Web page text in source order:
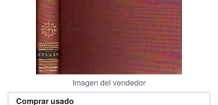
Imagen del vendedor
Comprar usado